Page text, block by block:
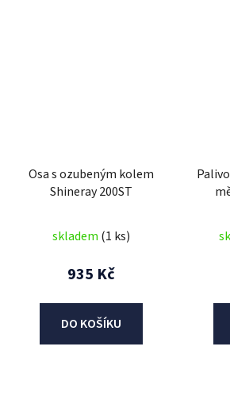
Osa s ozubeným kolem
Shineray 200ST
skladem (1 ks)
935 Kč
DO KOŠÍKU